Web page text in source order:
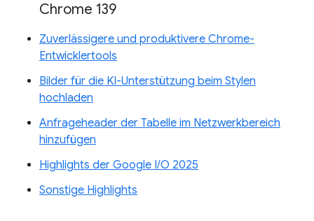
Chrome 139
Zuverlässigere und produktivere Chrome-
Entwicklertools
Bilder für die KI-Unterstützung beim Stylen
hochladen
Anfrageheader der Tabelle im Netzwerkbereich
hinzufügen
Highlights der Google I/O 2025
Sonstige Highlights